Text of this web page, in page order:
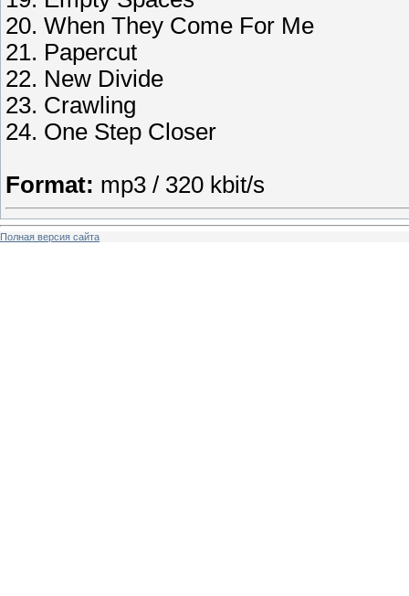
20. When They Come For Me
21. Papercut
22. New Divide
23. Crawling
24. One Step Closer
Format: mp3 / 320 kbit/s
Полная версия сайта